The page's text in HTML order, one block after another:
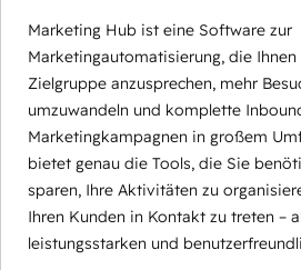
Marketing Hub ist eine Software zur
Marketingautomatisierung, die
Zielgruppe anzusprechen, mehr
umzuwandeln und komplette
Marketingkampagnen in großem
bietet genau die Tools, die Sie
sparen, Ihre Aktivitäten zu
Ihren Kunden in Kontakt zu treten –
leistungsstarken und